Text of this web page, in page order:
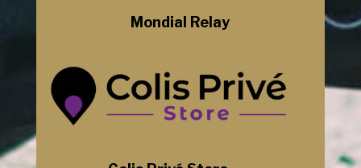
Mondial Relay